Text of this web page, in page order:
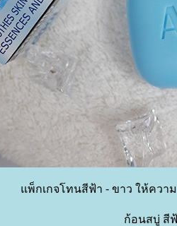
พ็กเกจโทนสีฟ้า - ขาว ให้ควา
ก้อนสบู่ สี